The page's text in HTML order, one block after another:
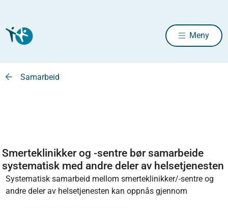
Meny
Samarbeid
Smerteklinikker og -sentre bør samarbeide
systematisk med andre deler av helsetjenesten
Systematisk samarbeid mellom smerteklinikker/-sentre og
andre deler av helsetjenesten kan oppnås gjennom